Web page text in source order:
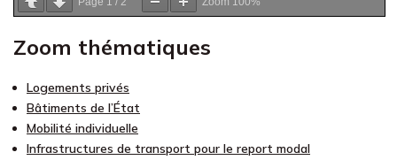
Zoom thématiques
Logements privés
Bâtiments de l’État
Mobilité individuelle
Infrastructures de transport pour le report modal